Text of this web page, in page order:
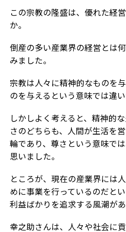
この宗教の隆盛は、優れた経
か。
倒産の多い産業界の経営とは
みました。
宗教は人々に精神的なものを
のを与えるという意味では違い
しかしよく考えると、精神的
さのどちらも、人間が生活を
輪であり、尊さという意味で
思いました。
ところが、現在の産業界には
めに事業を行っているのだと
利益ばかりを追求する風潮があ
幸之助さんは、人々や社会に